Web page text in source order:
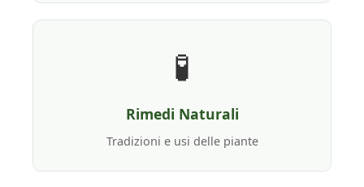
🧪
Rimedi Naturali
Tradizioni e usi delle piante